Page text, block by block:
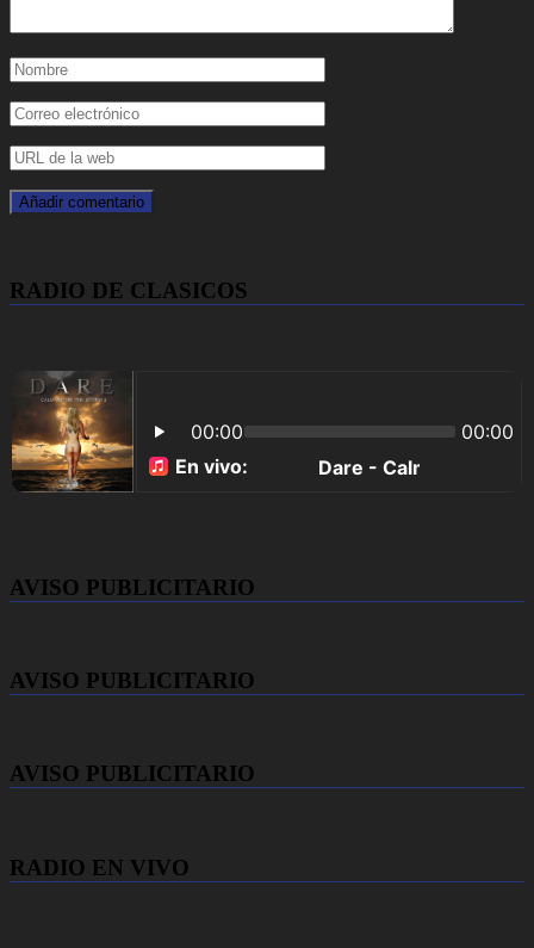
RADIO DE CLASICOS
AVISO PUBLICITARIO
AVISO PUBLICITARIO
AVISO PUBLICITARIO
RADIO EN VIVO